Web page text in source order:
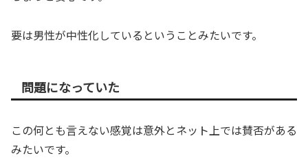
要は男性が中性化しているということみたいです。
問題になっていた
この何とも言えない感覚は意外とネット上では賛否がある
みたいです。